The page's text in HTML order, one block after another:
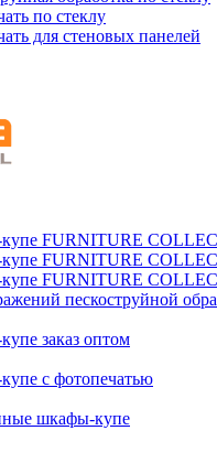
по стеклу
для стеновых панелей
FURNITURE
FURNITURE
FURNITURE
пескоструйной
заказ оптом
с фотопечатью
шкафы-купе